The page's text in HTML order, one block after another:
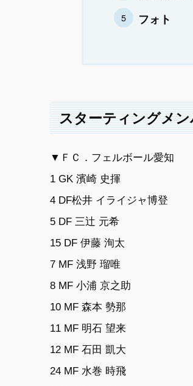
フォト
スターティングメン
▼ＦＣ．フェルボール愛知
1 GK 濱崎 史揮
4 DF松井 イライジャ博登
5 DF 三辻 元希
15 DF 伊藤 洵太
7 MF 浅野 瑠唯
8 MF 小浦 京之助
10 MF 森本 勢那
11 MF 明石 望来
12 MF 石田 凱大
24 MF 水巻 時飛